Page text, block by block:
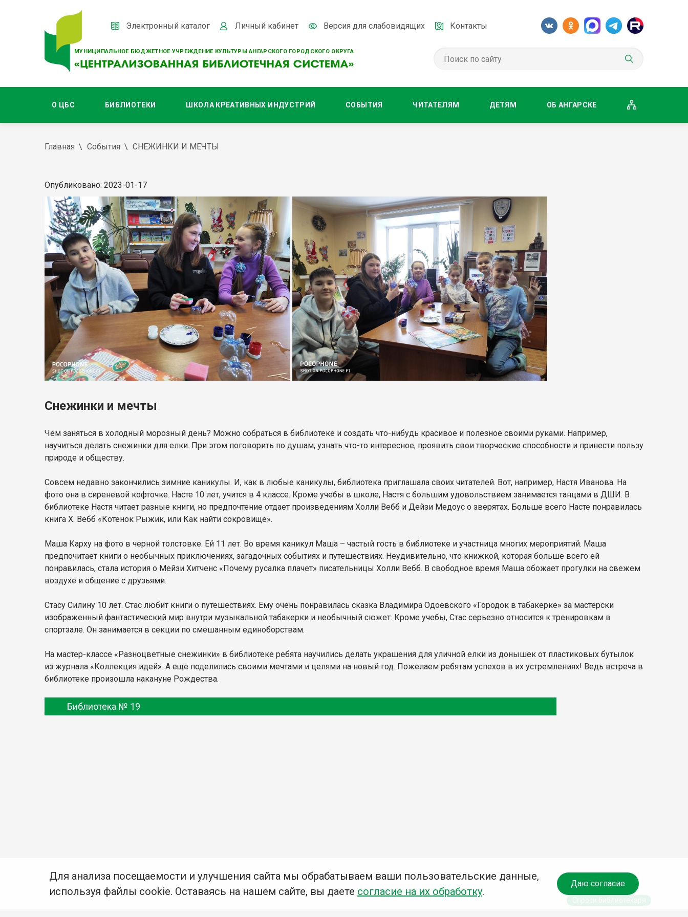
МУНИЦИПАЛЬНОЕ БЮДЖЕТНОЕ УЧРЕЖДЕНИЕ КУЛЬТУРЫ АНГАРСКОГО ГОРОДСКОГО ОКРУГА
Электронный каталог Личный кабинет Версия для слабовидящих Контакты
О ЦБС БИБЛИОТЕКИ ШКОЛА КРЕАТИВНЫХ ИНДУСТРИЙ СОБЫТИЯ ЧИТАТЕЛЯМ ДЕТЯМ ОБ АНГАРСКЕ
Главная События СНЕЖИНКИ И МЕЧТЫ
Опубликовано: 2023-01-17
Снежинки и мечты
Чем заняться в холодный морозный день? Можно собраться в библиотеке и создать что-нибудь красивое и полезное своими руками. Например,
научиться делать снежинки для елки. При этом поговорить по душам, узнать что-то интересное, проявить свои творческие способности и принести пользу
природе и обществу.
Совсем недавно закончились зимние каникулы. И, как в любые каникулы, библиотека приглашала своих читателей. Вот, например, Настя Иванова. На
фото она в сиреневой кофточке. Насте 10 лет, учится в 4 классе. Кроме учебы в школе, Настя с большим удовольствием занимается танцами в ДШИ. В
библиотеке Настя читает разные книги, но предпочтение отдает произведениям Холли Вебб и Дейзи Медоус о зверятах. Больше всего Насте понравилась
книга Х. Вебб «Котенок Рыжик, или Как найти сокровище».
Маша Карху на фото в черной толстовке. Ей 11 лет. Во время каникул Маша – частый гость в библиотеке и участница многих мероприятий. Маша
предпочитает книги о необычных приключениях, загадочных событиях и путешествиях. Неудивительно, что книжкой, которая больше всего ей
понравилась, стала история о Мейзи Хитченс «Почему русалка плачет» писательницы Холли Вебб. В свободное время Маша обожает прогулки на свежем
воздухе и общение с друзьями.
Стасу Силину 10 лет. Стас любит книги о путешествиях. Ему очень понравилась сказка Владимира Одоевского «Городок в табакерке» за мастерски
изображенный фантастический мир внутри музыкальной табакерки и необычный сюжет. Кроме учебы, Стас серьезно относится к тренировкам в
спортзале. Он занимается в секции по смешанным единоборствам.
На мастер-классе «Разноцветные снежинки» в библиотеке ребята научились делать украшения для уличной елки из донышек от пластиковых бутылок
из журнала «Коллекция идей». А еще поделились своими мечтами и целями на новый год. Пожелаем ребятам успехов в их устремлениях! Ведь встреча в
библиотеке произошла накануне Рождества.
Библиотека № 19
Для анализа посещаемости и улучшения сайта мы обрабатываем ваши пользовательские данные,
используя файлы cookie. Оставаясь на нашем сайте, вы даете согласие на их обработку.
Даю согласие
Спроси библиотекаря